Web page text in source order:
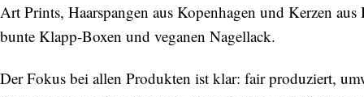
Art Prints, Haarspangen aus Kopenhagen und Kerzen
bunte Klapp-Boxen und veganen Nagellack.
Der Fokus bei allen Produkten ist klar: fair produziert,